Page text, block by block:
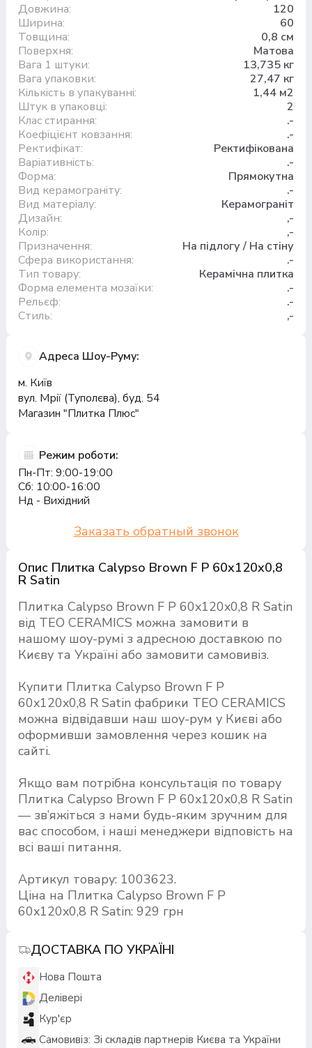
Опис Плитка Calypso Brown F P 60x120x0,8
R Satin
Плитка Calypso Brown F P 60x120x0,8 R Satin
від TEO CERAMICS можна замовити в
нашому шоу-румі з адресною доставкою по
Києву та Україні або замовити самовивіз.
Купити Плитка Calypso Brown F P
60x120x0,8 R Satin фабрики TEO CERAMICS
можна відвідавши наш шоу-рум у Києві або
оформивши замовлення через кошик на
сайті.
Якщо вам потрібна консультація по товару
Плитка Calypso Brown F P 60x120x0,8 R Satin
— зв’яжіться з нами будь-яким зручним для
вас способом, і наші менеджери відповість на
всі ваші питання.
Артикул товару: 1003623.
Ціна на Плитка Calypso Brown F P
60x120x0,8 R Satin: 929 грн
ДОСТАВКА ПО УКРАЇНІ
Нова Пошта
Делівері
Кур'єр
Самовивіз: Зі складів партнерів Києва та України
Довжина:
120
Ширина:
60
Товщина:
0,8 см
Поверхня:
Матова
Вага 1 штуки:
13,735 кг
Вага упаковки:
27,47 кг
Кількість в упакуванні:
1,44 м2
Штук в упаковці:
2
Клас стирання:
.-
Коефіцієнт ковзання:
.-
Ректифікат:
Ректифікована
Варіативність:
.-
Форма:
Прямокутна
Вид керамограніту:
.-
Вид матеріалу:
Керамограніт
Дизайн:
,-
Колір:
,-
Призначення:
На підлогу / На стіну
Сфера використання:
.-
Тип товару:
Керамічна плитка
Форма елемента мозаїки:
.-
Рельєф:
.-
Стиль:
,-
Адреса Шоу-Руму:
м. Київ
вул. Мрії (Туполєва), буд. 54
Магазин "Плитка Плюс"
Режим роботи:
Пн-Пт: 9:00-19:00
Сб: 10:00-16:00
Нд - Вихідний
Заказать обратный звонок